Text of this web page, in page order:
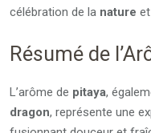
célébration de la nature
Résumé de
L’arôme de pitaya,
dragon, représente une